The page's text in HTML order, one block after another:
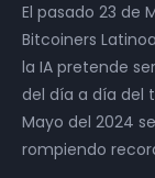
El pasado 23 de
Bitcoiners
la IA pretende
del día a día del
Mayo del 2024
rompiendo